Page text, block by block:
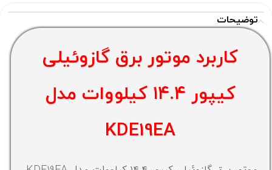
توضیحات
کاربرد موتور برق گازوئیلی
کیپور ۱۴.۴ کیلووات مدل
KDE19EA